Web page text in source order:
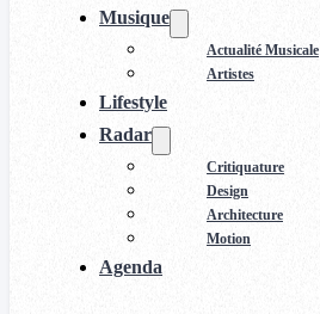
Musique
Actualité Musicale
Artistes
Lifestyle
Radar
Critiquature
Design
Architecture
Motion
Agenda